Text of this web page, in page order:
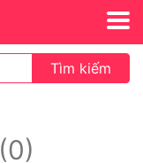
Tìm kiếm
(0)